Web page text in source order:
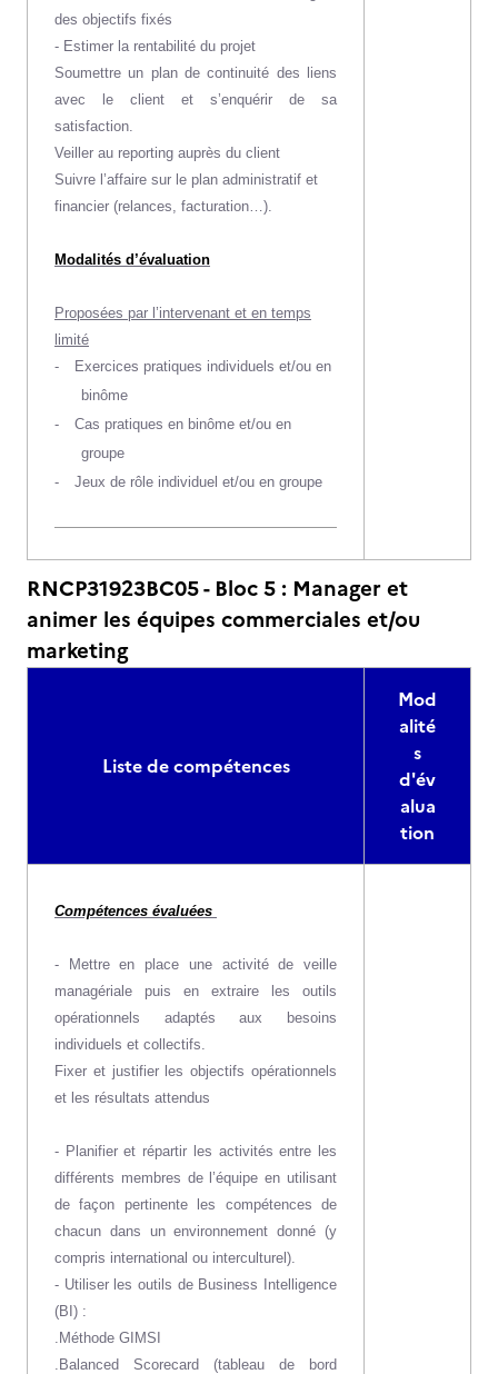
des objectifs fixés
- Estimer la rentabilité du projet
Soumettre un plan de continuité des liens
avec le client et s’enquérir de sa
satisfaction.
Veiller au reporting auprès du client
Suivre l’affaire sur le plan administratif et
financier (relances, facturation…).
Modalités d’évaluation
Proposées par l’intervenant et en temps
limité
-
Exercices pratiques individuels et/ou en
binôme
-
Cas pratiques en binôme et/ou en
groupe
-
Jeux de rôle individuel et/ou en groupe
RNCP31923BC05 - Bloc 5 : Manager et
animer les équipes commerciales et/ou
marketing
Liste de compétences
Mod
alité
s
d'év
alua
tion
Compétences évaluées
- Mettre en place une activité de veille
managériale puis en extraire les outils
opérationnels adaptés aux besoins
individuels et collectifs.
Fixer et justifier les objectifs opérationnels
et les résultats attendus
- Planifier et répartir les activités entre les
différents membres de l’équipe en utilisant
de façon pertinente les compétences de
chacun dans un environnement donné (y
compris international ou interculturel).
- Utiliser les outils de Business Intelligence
(BI) :
.Méthode GIMSI
.Balanced Scorecard (tableau de bord